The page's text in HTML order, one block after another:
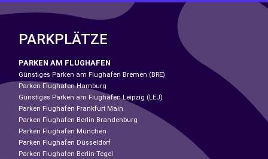
PARKPLÄTZE
PARKEN AM FLUGHAFEN
Günstiges Parken am Flughafen Bremen (BRE)
Parken Flughafen Hamburg
Günstiges Parken am Flughafen Leipzig (LEJ)
Parken Flughafen Frankfurt Main
Parken Flughafen Berlin Brandenburg
Parken Flughafen München
Parken Flughafen Düsseldorf
Parken Flughafen Berlin-Tegel